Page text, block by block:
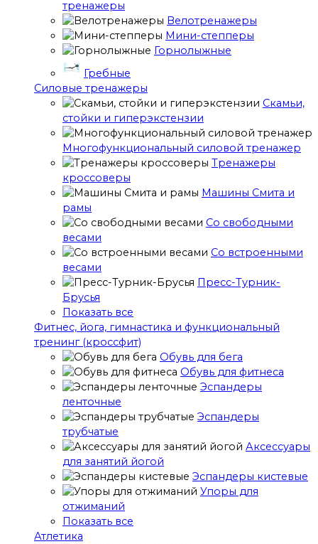
тренажеры
Велотренажеры
Мини-степперы
Горнолыжные
Гребные
Cиловые тренажеры
Скамьи,
стойки и гиперэкстензии
Многофункциональный силовой тренажер
Тренажеры
кроссоверы
Машины Смита и
рамы
Со свободными
весами
Со встроенными
весами
Пресс-Турник-
Брусья
Показать все
Фитнес, йога, гимнастика и функциональный
тренинг (кроссфит)
Обувь для бега
Обувь для фитнеса
Эспандеры
ленточные
Эспандеры
трубчатые
Аксессуары
для занятий йогой
Эспандеры кистевые
Упоры для
отжиманий
Показать все
Атлетика